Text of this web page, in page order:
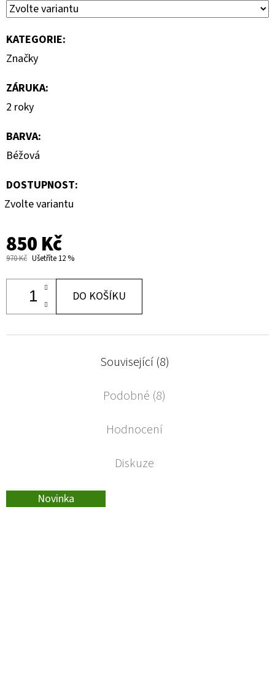
KATEGORIE:
Značky
ZÁRUKA:
2 roky
BARVA:
Béžová
DOSTUPNOST:
Zvolte variantu
850 Kč
970 Kč Ušetříte 12 %
DO KOŠÍKU
Související (8)
Podobné (8)
Hodnocení
Diskuze
Novinka